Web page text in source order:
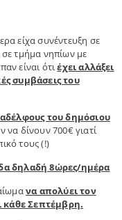
είχα συνέντευξη σε
σε τμήμα νηπίων με
είναι ότιέχει αλλάξει
συμβάσεις του
του δημόσιου
να δίνουν 700€ γιατί
τους (!)
δηλαδή 8ώρες/ημέρα
να απολύει τον
κάθε Σεπτέμβρη.